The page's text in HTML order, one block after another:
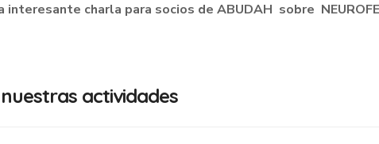
interesante charla para socios de ABUDAH sobre
actividades